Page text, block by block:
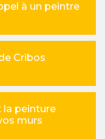
à un peintre
Cribos
la peinture
murs